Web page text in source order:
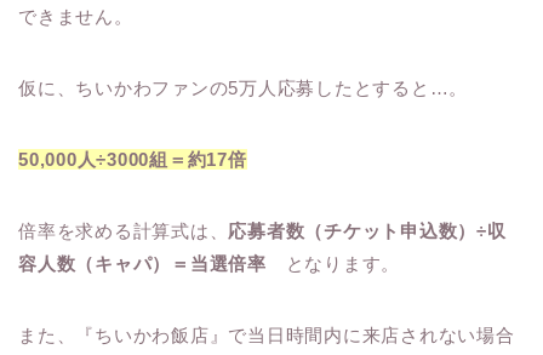
できません。
仮に、ちいかわファンの5万人応募したとすると…。
50,000人÷3000組＝約17倍
倍率を求める計算式は、 応募者数（チケット申込数）÷収
容人数（キャパ）＝当選倍率 となります。
また、『ちいかわ飯店』で当日時間内に来店されない場合